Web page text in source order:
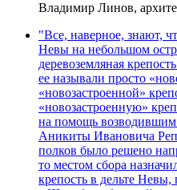
Владимир Линов,
"Все, наверное, знают,
Невы на небольшом
деревоземляная
ее называли просто
«новозастроенной»
«новозастроенную»
на помощь возводившим
Аникиты Ивановича
полков было решено
то местом сбора
крепость в дельте